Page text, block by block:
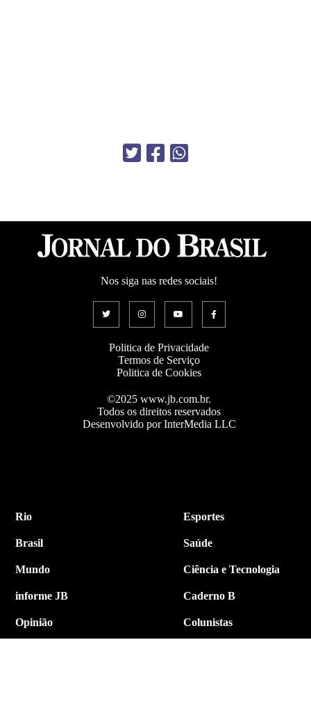
Nos siga nas redes sociais!
Politica de Privacidade
Termos de Serviço
Politica de Cookies
©2025 www.jb.com.br.
Todos os direitos reservados
Desenvolvido por InterMedia LLC
Rio
Brasil
Mundo
informe JB
Opinião
Esportes
Saúde
Ciência e Tecnologia
Caderno B
Colunistas